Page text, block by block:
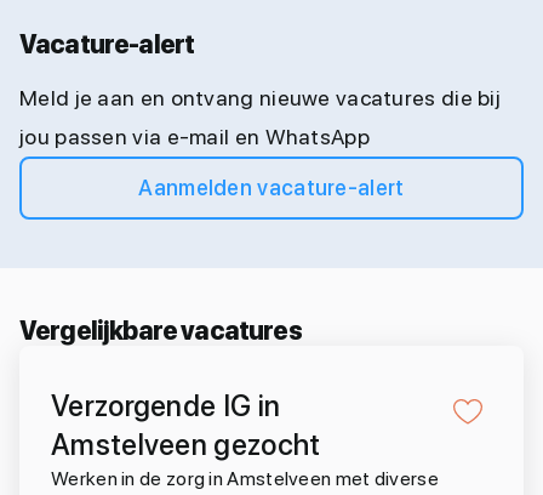
Vacature-alert
Meld je aan en ontvang nieuwe vacatures die bij
jou passen via e-mail en WhatsApp
Aanmelden vacature-alert
Vergelijkbare vacatures
Verzorgende IG in
Amstelveen gezocht
Werken in de zorg in Amstelveen met diverse